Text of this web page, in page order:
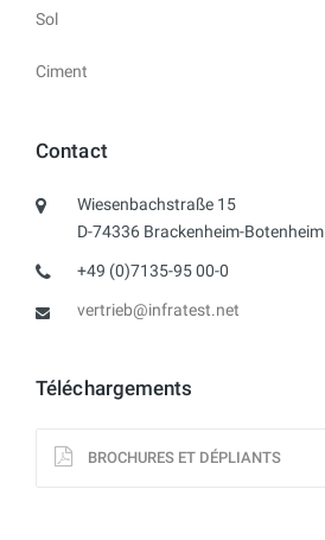
Sol
Ciment
Contact
Wiesenbachstraße 15
D-74336 Brackenheim-Botenheim
+49 (0)7135-95 00-0
vertrieb@infratest.net
Téléchargements
BROCHURES ET DÉPLIANTS